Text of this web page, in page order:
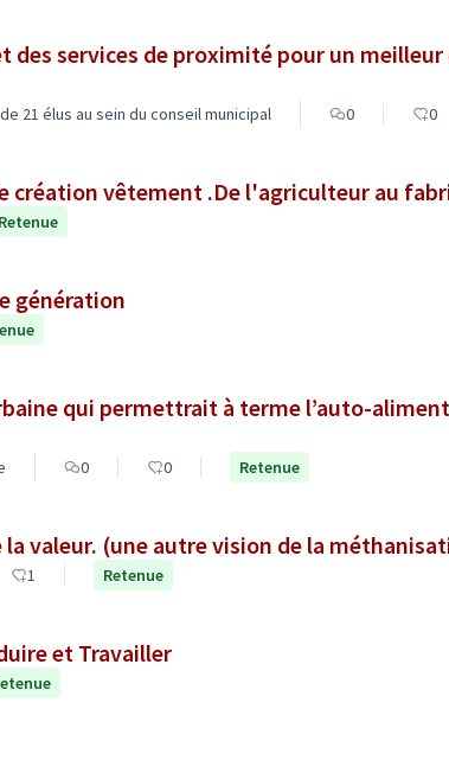
des services de proximité pour un meilleur
21 élus au sein du conseil municipal 0 0
création vêtement .De l'agriculteur au
Retenue
génération
qui permettrait à terme l’auto-
0 0 Retenue
Redonner à ce qui est rejeté de la valeur. (une autre vision de
1 Retenue
et Travailler